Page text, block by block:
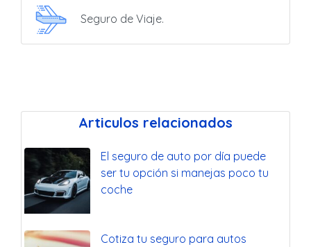
Seguro de Viaje.
Articulos relacionados
El seguro de auto por día puede
ser tu opción si manejas poco tu
coche
Cotiza tu seguro para autos